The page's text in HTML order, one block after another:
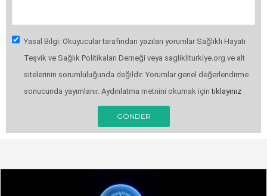
Yasal Bilgi: Okuyucular tarafından yazılan yorumlar Sağlıklı Hayatı
Teşvik ve Sağlık Politikaları Derneği veya saglikliturkiye.org ve alt
sitelerinin sorumluluğunda değildir. Yorumlar genel değerlendirme
sonucunda yayımlanır. Aydınlatma metnini okumak içintıklayınız
GÖNDER